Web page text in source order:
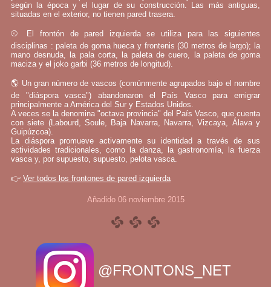
según la época y el lugar de su construcción. Las más antiguas,
situadas en el exterior, no tienen pared trasera.
⚾ El frontón de pared izquierda se utiliza para las siguientes
disciplinas : paleta de goma hueca y frontenis (30 metros de largo); la
mano desnuda, la pala corta, la paleta de cuero, la paleta de goma
maciza y el joko garbi (36 metros de longitud).
🌎 Un gran número de vascos (comúnmente agrupados bajo el nombre
de "diáspora vasca") abandonaron el País Vasco para emigrar
principalmente a América del Sur y Estados Unidos.
A veces se la denomina "octava provincia" del País Vasco, que cuenta
con siete (Labourd, Soule, Baja Navarra, Navarra, Vizcaya, Álava y
Guipúzcoa).
La diáspora promueve activamente su identidad a través de sus
actividades tradicionales, como la danza, la gastronomía, la fuerza
vasca y, por supuesto, supuesto, pelota vasca.
👉 Ver todos los frontones de pared izquierda
Añadido 06 noviembre 2015
@FRONTONS_NET